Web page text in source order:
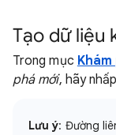
Tạo dữ liệu
Trong mục Khám
phá mới, hãy
Lưu ý: Đường